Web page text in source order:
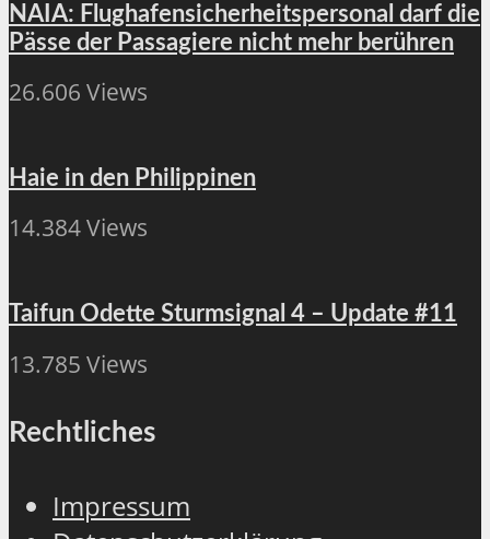
NAIA: Flughafensicherheitspersonal darf die
Pässe der Passagiere nicht mehr berühren
26.606 Views
Haie in den Philippinen
14.384 Views
Taifun Odette Sturmsignal 4 – Update #11
13.785 Views
Rechtliches
Impressum